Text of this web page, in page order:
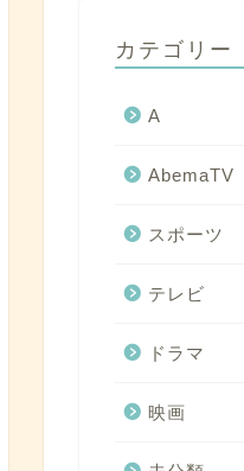
カテゴリー
A
AbemaTV
スポーツ
テレビ
ドラマ
映画